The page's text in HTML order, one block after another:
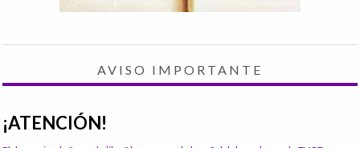
AVISO IMPORTANTE
¡ATENCIÓN!